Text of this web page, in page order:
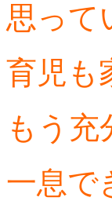
思って
育児も
もう
一息で